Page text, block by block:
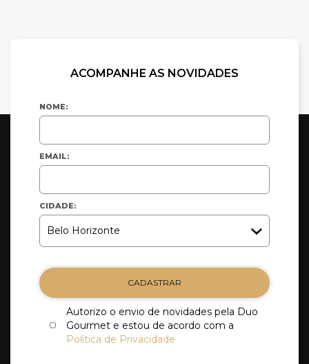
ACOMPANHE AS NOVIDADES
NOME:
EMAIL:
CIDADE:
CADASTRAR
Autorizo o envio de novidades pela Duo
Gourmet e estou de acordo com a
Política de Privacidade